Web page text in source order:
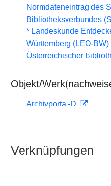
Normdateneintrag des
Bibliotheksverbundes
* Landeskunde
Württemberg (LEO-BW)
Österreichischer
Objekt/
Archivportal-D
Verknüpfungen